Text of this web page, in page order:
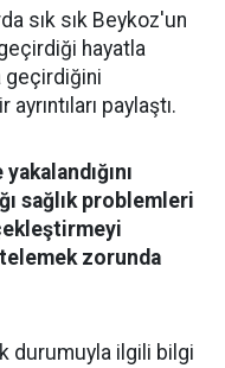
sık sık Beykoz'un
hayatla
geçirdiğini
paylaştı.
sağlık problemleri
zorunda
durumuyla ilgili bilgi